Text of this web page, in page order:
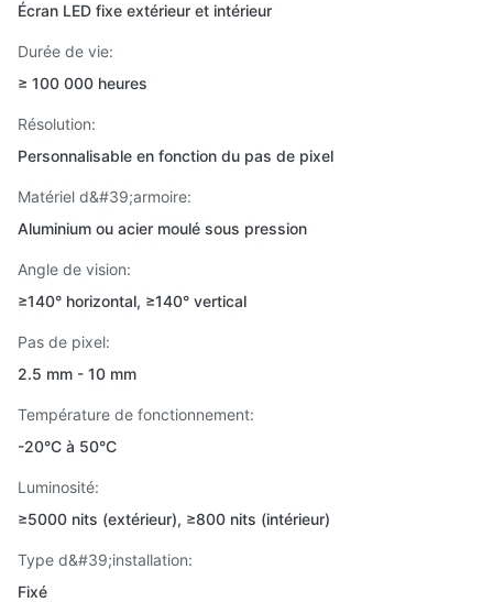
Écran LED fixe extérieur et intérieur
Durée de vie:
≥ 100 000 heures
Résolution:
Personnalisable en fonction du pas de pixel
Matériel d&#39;armoire:
Aluminium ou acier moulé sous pression
Angle de vision:
≥140° horizontal, ≥140° vertical
Pas de pixel:
2.5 mm - 10 mm
Température de fonctionnement:
-20°C à 50°C
Luminosité:
≥5000 nits (extérieur), ≥800 nits (intérieur)
Type d&#39;installation:
Fixé